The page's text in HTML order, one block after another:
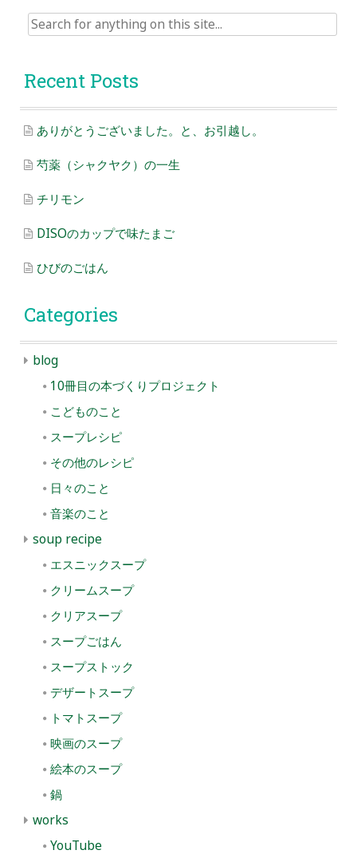
Search
for:
Recent Posts
ありがとうございました。と、お引越し。
芍薬（シャクヤク）の一生
チリモン
DISOのカップで味たまご
ひびのごはん
Categories
blog
10冊目の本づくりプロジェクト
こどものこと
スープレシピ
その他のレシピ
日々のこと
音楽のこと
soup recipe
エスニックスープ
クリームスープ
クリアスープ
スープごはん
スープストック
デザートスープ
トマトスープ
映画のスープ
絵本のスープ
鍋
works
YouTube